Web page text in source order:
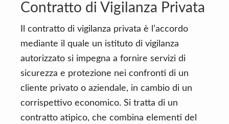
Contratto di Vigilanza Privata
Il contratto di vigilanza privata è l’accordo
mediante il quale un istituto di vigilanza
autorizzato si impegna a fornire servizi di
sicurezza e protezione nei confronti di un
cliente privato o aziendale, in cambio di un
corrispettivo economico. Si tratta di un
contratto atipico, che combina elementi del